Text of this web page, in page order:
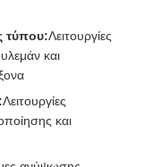
τύπου:Λειτουργίες
και
Λειτουργίες
και